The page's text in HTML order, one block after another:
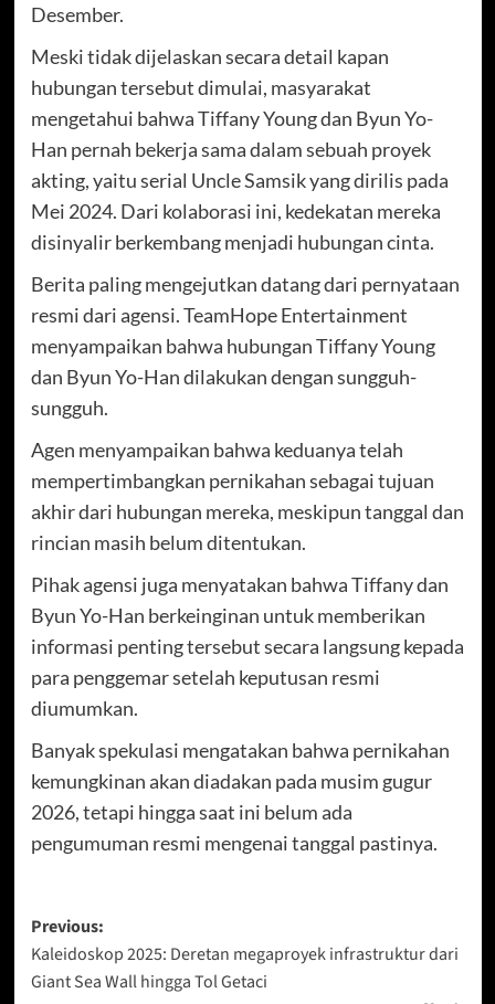
Desember.
Meski tidak dijelaskan secara detail kapan
hubungan tersebut dimulai, masyarakat
mengetahui bahwa Tiffany Young dan Byun Yo-
Han pernah bekerja sama dalam sebuah proyek
akting, yaitu serial Uncle Samsik yang dirilis pada
Mei 2024. Dari kolaborasi ini, kedekatan mereka
disinyalir berkembang menjadi hubungan cinta.
Berita paling mengejutkan datang dari pernyataan
resmi dari agensi. TeamHope Entertainment
menyampaikan bahwa hubungan Tiffany Young
dan Byun Yo-Han dilakukan dengan sungguh-
sungguh.
Agen menyampaikan bahwa keduanya telah
mempertimbangkan pernikahan sebagai tujuan
akhir dari hubungan mereka, meskipun tanggal dan
rincian masih belum ditentukan.
Pihak agensi juga menyatakan bahwa Tiffany dan
Byun Yo-Han berkeinginan untuk memberikan
informasi penting tersebut secara langsung kepada
para penggemar setelah keputusan resmi
diumumkan.
Banyak spekulasi mengatakan bahwa pernikahan
kemungkinan akan diadakan pada musim gugur
2026, tetapi hingga saat ini belum ada
pengumuman resmi mengenai tanggal pastinya.
Post
navigation
Previous:
Kaleidoskop 2025: Deretan megaproyek infrastruktur dari
Giant Sea Wall hingga Tol Getaci